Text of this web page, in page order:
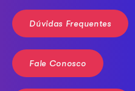
Dúvidas Frequentes
Fale Conosco